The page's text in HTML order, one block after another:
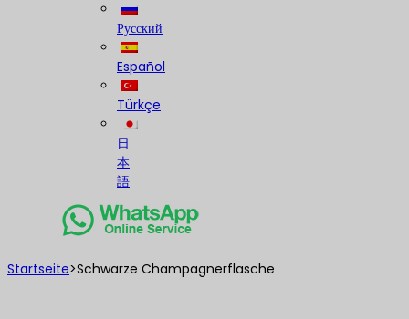
Русский
Español
Türkçe
日
本
語
Startseite>Schwarze Champagnerflasche